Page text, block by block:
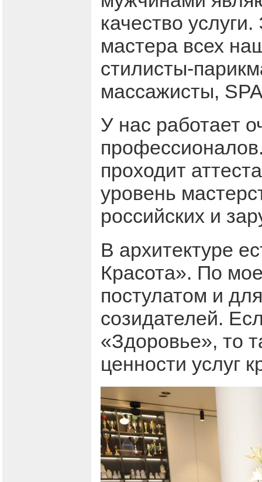
качество
мастера всех
стилисты-
массажисты,
У нас работает
проходит
уровень
российских и
В архитектуре
Красота». По
постулатом и
созидателей.
«Здоровье», то
ценности уcлуг